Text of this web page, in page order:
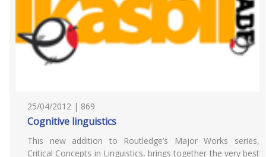
25/04/2012 | 869
Cognitive linguistics
This new addition to Routledge’s Major Works series,
Critical Concepts in Linguistics, brings together the very best